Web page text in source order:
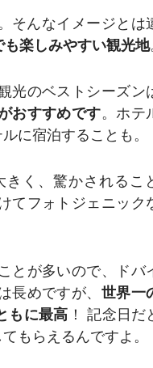
んなイメージとは
楽しみやすい観光地
のベストシーズン
おすすめです。ホテ
に宿泊することも。
く、驚かされるこ
てフォトジェニック
とが多いので、ドバ
長めですが、 世界一
もに最高 ！ 記念日だ
もらえるんですよ。